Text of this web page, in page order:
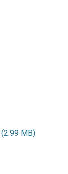
(2.99 MB)